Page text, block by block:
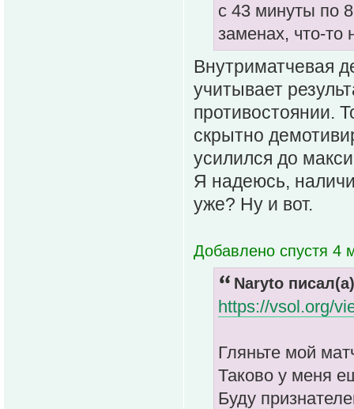
с 43 минуты по
заменах, что-то
Внутриматчевая
учитывает
противостоянии.
скрытно
усилился до
Я надеюсь,
уже? Ну и вот.
Добавлено спустя 4
Naryto
https://vsol.org/
Гляньте мой
Таково у меня
Буду